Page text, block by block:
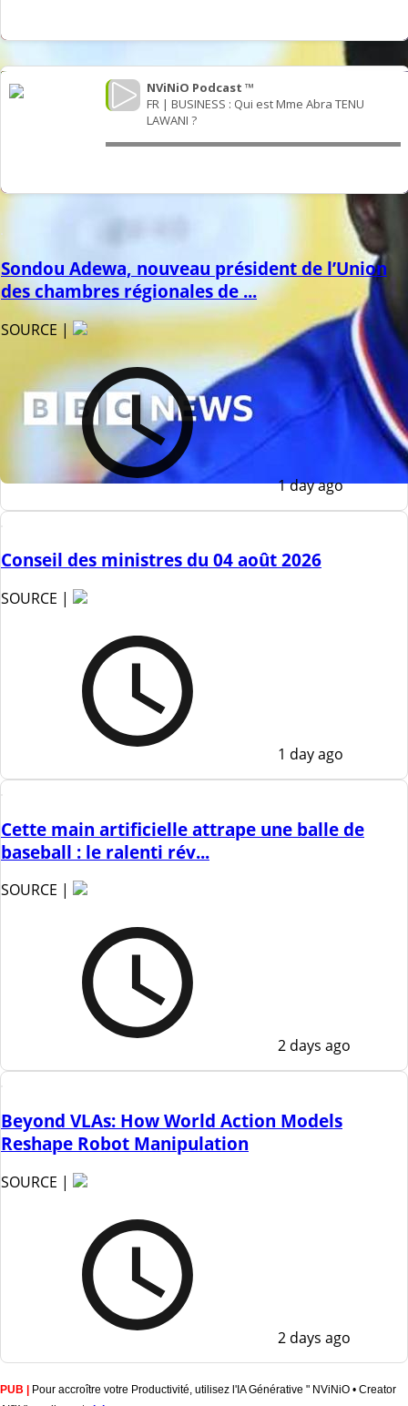
Sondou Adewa, nouveau président de l’Union
des chambres régionales de ...
SOURCE |
1 day ago
Conseil des ministres du 04 août 2026
SOURCE |
1 day ago
Cette main artificielle attrape une balle de
baseball : le ralenti rév...
SOURCE |
2 days ago
Beyond VLAs: How World Action Models
Reshape Robot Manipulation
SOURCE |
2 days ago
PUB |
Pour accroître votre Productivité, utilisez l'IA Générative " NViNiO • Creator